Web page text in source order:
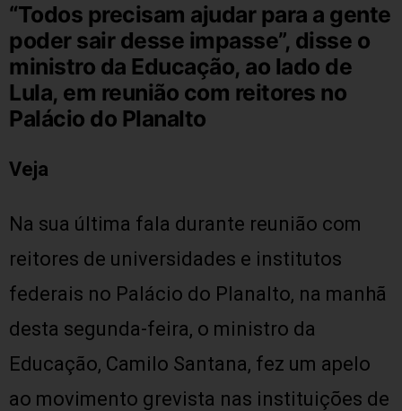
“Todos precisam ajudar para a gente
poder sair desse impasse”, disse o
ministro da Educação, ao lado de
Lula, em reunião com reitores no
Palácio do Planalto
Veja
Na sua última fala durante reunião com
reitores de universidades e institutos
federais no Palácio do Planalto, na manhã
desta segunda-feira, o ministro da
Educação, Camilo Santana, fez um apelo
ao movimento grevista nas instituições de